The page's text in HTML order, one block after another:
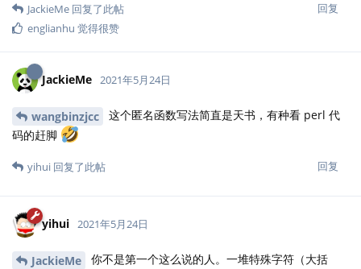
回复
JackieMe 回复了此帖
englianhu 觉得很赞
JackieMe 2021年5月24日
wangbinzjcc
这个匿名函数写法简直是天书，有种看 perl 代
码的赶脚
回复
yihui 回复了此帖
yihui 2021年5月24日
JackieMe
你不是第一个这么说的人。一堆特殊字符（大括